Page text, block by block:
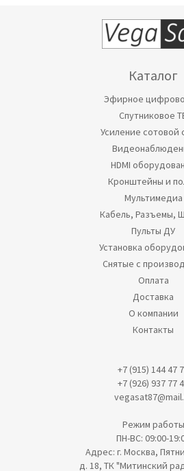
Каталог
Эфирное
Спутниковое
Усиление сотовой
HDMI
Кронштейны и
Мультимедиа
Кабель, Разъемы,
Пульты ДУ
Установка
Снятые с
Оплата
Доставка
О компании
Контакты
+7 (915) 144 47
+7 (926) 937 77
Режим работы
ПН-ВС: 09:00-
Адрес: г. Москва,
д. 18, ТК "Митинский